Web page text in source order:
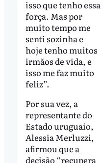
isso que tenho essa
força. Mas por
muito tempo me
senti sozinha e
hoje tenho muitos
irmãos de vida, e
isso me faz muito
feliz”.
Por sua vez, a
representante do
Estado uruguaio,
Alessia Merluzzi,
afirmou que a
decisão “recupera